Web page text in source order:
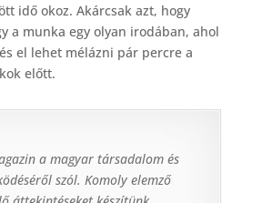
idő okoz. Akárcsak azt, hogy
a munka egy olyan irodában, ahol
el lehet mélázni pár percre a
előtt.
a magyar társadalom és
szól. Komoly elemző